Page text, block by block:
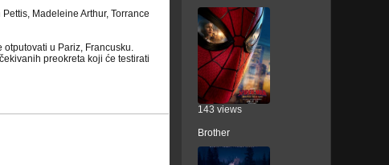
Madeleine Arthur, Torrance
u Pariz, Francusku.
preokreta koji će testirati
143 views
Brother